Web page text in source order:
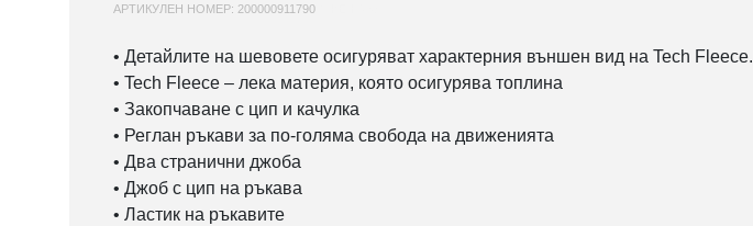
АРТИКУЛЕН НОМЕР: 200000911790
• Детайлите на шевовете осигуряват характерния външен вид на Tech Fleece.
• Tech Fleece – лека материя, която осигурява топлина
• Закопчаване с цип и качулка
• Реглан ръкави за по-голяма свобода на движенията
• Два странични джоба
• Джоб с цип на ръкава
• Ластик на ръкавите